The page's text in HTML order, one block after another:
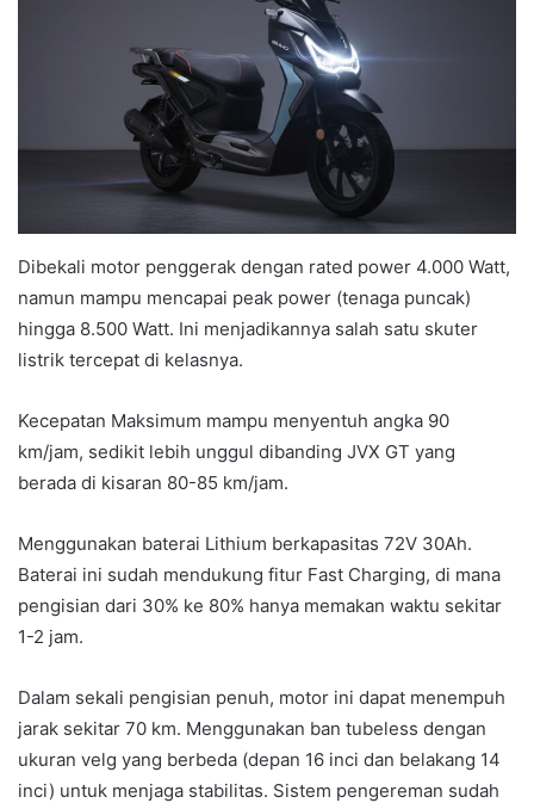
Dibekali motor penggerak dengan rated power 4.000 Watt,
namun mampu mencapai peak power (tenaga puncak)
hingga 8.500 Watt. Ini menjadikannya salah satu skuter
listrik tercepat di kelasnya.
Kecepatan Maksimum mampu menyentuh angka 90
km/jam, sedikit lebih unggul dibanding JVX GT yang
berada di kisaran 80-85 km/jam.
Menggunakan baterai Lithium berkapasitas 72V 30Ah.
Baterai ini sudah mendukung fitur Fast Charging, di mana
pengisian dari 30% ke 80% hanya memakan waktu sekitar
1-2 jam.
Dalam sekali pengisian penuh, motor ini dapat menempuh
jarak sekitar 70 km. Menggunakan ban tubeless dengan
ukuran velg yang berbeda (depan 16 inci dan belakang 14
inci) untuk menjaga stabilitas. Sistem pengereman sudah